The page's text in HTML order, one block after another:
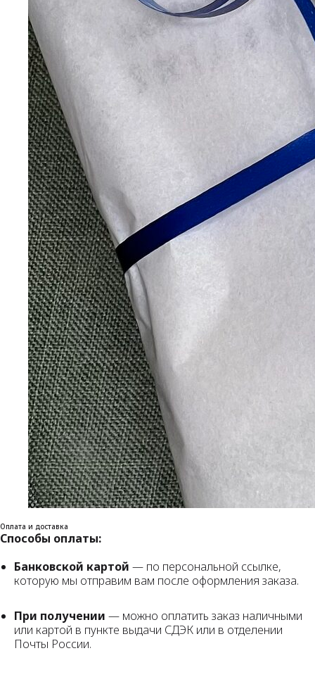
Оплата и доставка
Способы оплаты:
Банковской картой — по персональной ссылке,
которую мы отправим вам после оформления заказа.
При получении — можно оплатить заказ наличными
или картой в пункте выдачи СДЭК или в отделении
Почты России.